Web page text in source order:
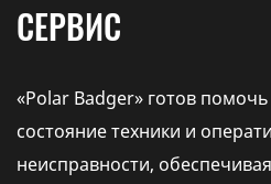
СЕРВИС
«Polar Badger» готов
состояние техники и
неисправности,